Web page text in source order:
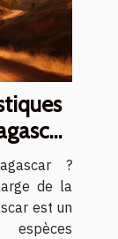
?
de la
est un